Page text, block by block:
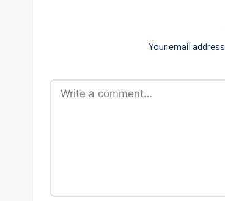
Your email